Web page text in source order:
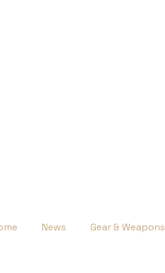
News Gear & Weapons